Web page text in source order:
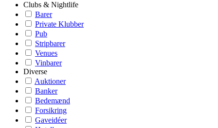
Clubs & Nightlife
Barer
Private Klubber
Pub
Stripbarer
Venues
Vinbarer
Diverse
Auktioner
Banker
Bedemænd
Forsikring
Gaveidéer